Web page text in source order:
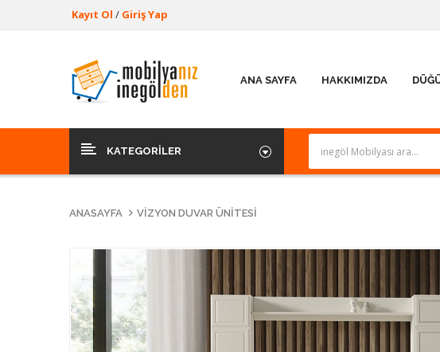
Kayıt Ol / Giriş Yap
ANA SAYFA HAKKIMIZDA
KATEGORILER
ANASAYFA VIZYON DUVAR ÜNITESI